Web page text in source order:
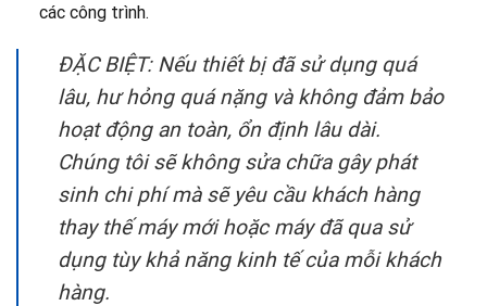
các công trình.
ĐẶC BIỆT: Nếu thiết bị đã sử dụng quá
lâu, hư hỏng quá nặng và không đảm bảo
hoạt động an toàn, ổn định lâu dài.
Chúng tôi sẽ không sửa chữa gây phát
sinh chi phí mà sẽ yêu cầu khách hàng
thay thế máy mới hoặc máy đã qua sử
dụng tùy khả năng kinh tế của mỗi khách
hàng.